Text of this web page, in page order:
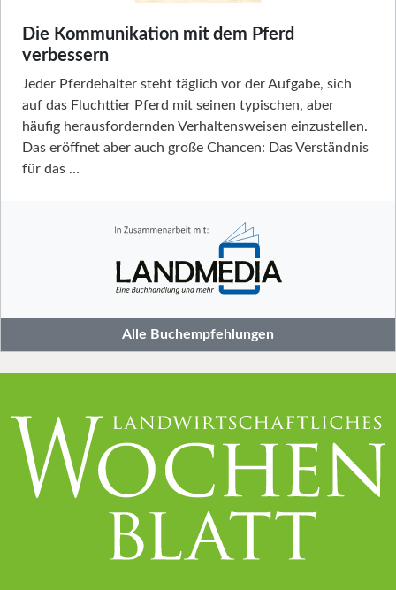
Die Kommunikation mit dem Pferd
verbessern
Jeder Pferdehalter steht täglich vor der Aufgabe, sich
auf das Fluchttier Pferd mit seinen typischen, aber
häufig herausfordernden Verhaltensweisen einzustellen.
Das eröffnet aber auch große Chancen: Das Verständnis
für das …
Alle Buchempfehlungen